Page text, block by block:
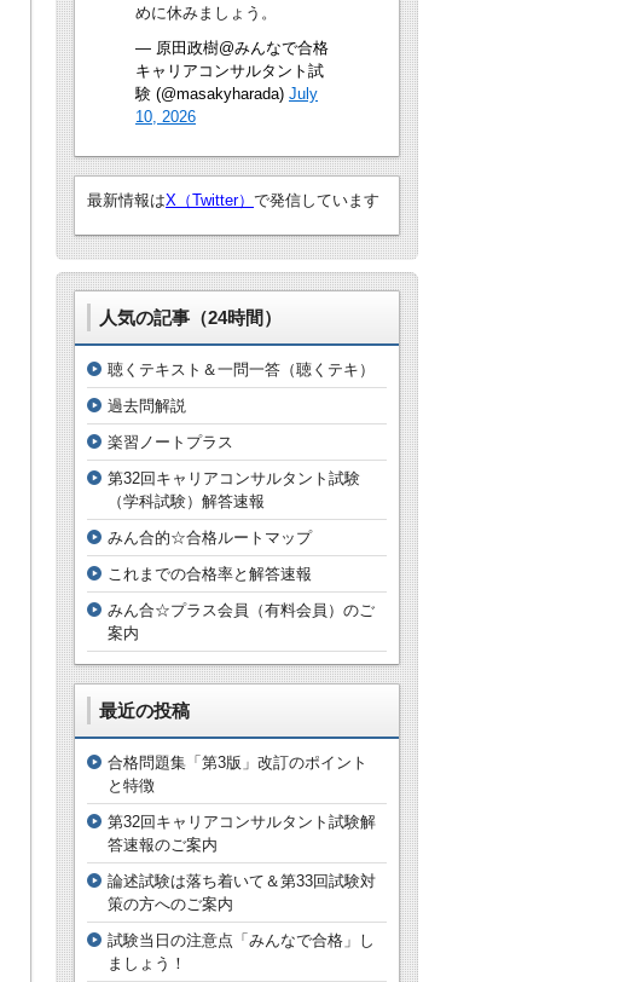
めに休みましょう。
— 原田政樹@みんなで合格
キャリアコンサルタント試
験 (@masakyharada) July
10, 2026
最新情報はX（Twitter） で発信しています
人気の記事（24時間）
聴くテキスト＆一問一答（聴くテキ）
過去問解説
楽習ノートプラス
第32回キャリアコンサルタント試験
（学科試験）解答速報
みん合的☆合格ルートマップ
これまでの合格率と解答速報
みん合☆プラス会員（有料会員）のご
案内
最近の投稿
合格問題集「第3版」改訂のポイント
と特徴
第32回キャリアコンサルタント試験解
答速報のご案内
論述試験は落ち着いて＆第33回試験対
策の方へのご案内
試験当日の注意点「みんなで合格」し
ましょう！